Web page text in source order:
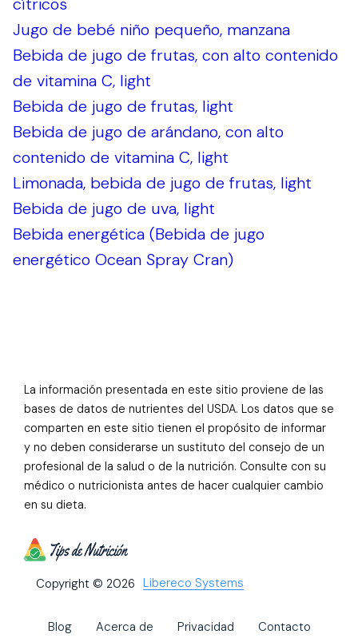
cítricos
Jugo de bebé niño pequeño, manzana
Bebida de jugo de frutas, con alto contenido
de vitamina C, light
Bebida de jugo de frutas, light
Bebida de jugo de arándano, con alto
contenido de vitamina C, light
Limonada, bebida de jugo de frutas, light
Bebida de jugo de uva, light
Bebida energética (Bebida de jugo
energético Ocean Spray Cran)
La información presentada en este sitio proviene de las
bases de datos de nutrientes del USDA. Los datos que se
comparten en este sitio tienen el propósito de informar
y no deben considerarse un sustituto del consejo de un
profesional de la salud o de la nutrición. Consulte con su
médico o nutricionista antes de hacer cualquier cambio
en su dieta.
Copyright © 2026 Libereco Systems
Blog Acerca de Privacidad Contacto